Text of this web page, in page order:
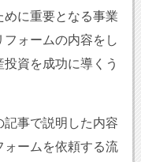
に重要となる事業
ォームの内容をし
資を成功に導くう
記事で説明した内容
ォームを依頼する流